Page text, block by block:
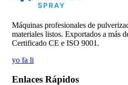
Máquinas profesionales de
materiales listos. Exportados a más
Certificado CE e ISO 9001.
yo fa li
Enlaces Rápidos